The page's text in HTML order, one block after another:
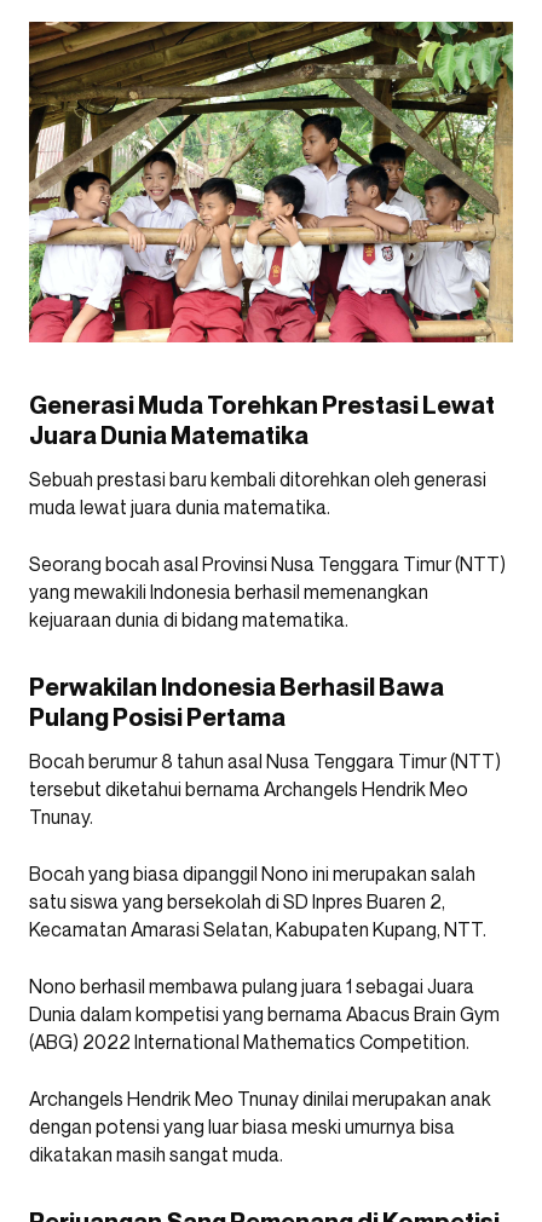
Generasi Muda Torehkan Prestasi Lewat
Juara Dunia Matematika
Sebuah prestasi baru kembali ditorehkan oleh generasi
muda lewat juara dunia matematika.
Seorang bocah asal Provinsi Nusa Tenggara Timur (NTT)
yang mewakili Indonesia berhasil memenangkan
kejuaraan dunia di bidang matematika.
Perwakilan Indonesia Berhasil Bawa
Pulang Posisi Pertama
Bocah berumur 8 tahun asal Nusa Tenggara Timur (NTT)
tersebut diketahui bernama Archangels Hendrik Meo
Tnunay.
Bocah yang biasa dipanggil Nono ini merupakan salah
satu siswa yang bersekolah di SD Inpres Buaren 2,
Kecamatan Amarasi Selatan, Kabupaten Kupang, NTT.
Nono berhasil membawa pulang juara 1 sebagai Juara
Dunia dalam kompetisi yang bernama Abacus Brain Gym
(ABG) 2022 International Mathematics Competition.
Archangels Hendrik Meo Tnunay dinilai merupakan anak
dengan potensi yang luar biasa meski umurnya bisa
dikatakan masih sangat muda.